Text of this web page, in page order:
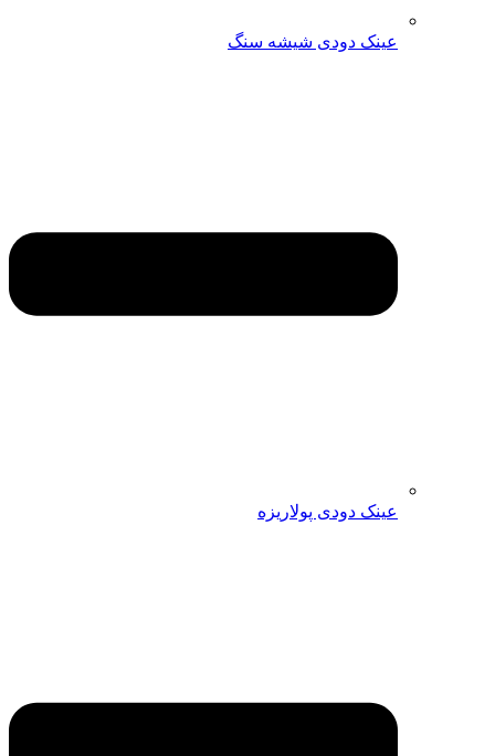
عینک دودی شیشه سنگ
عینک دودی پولاریزه